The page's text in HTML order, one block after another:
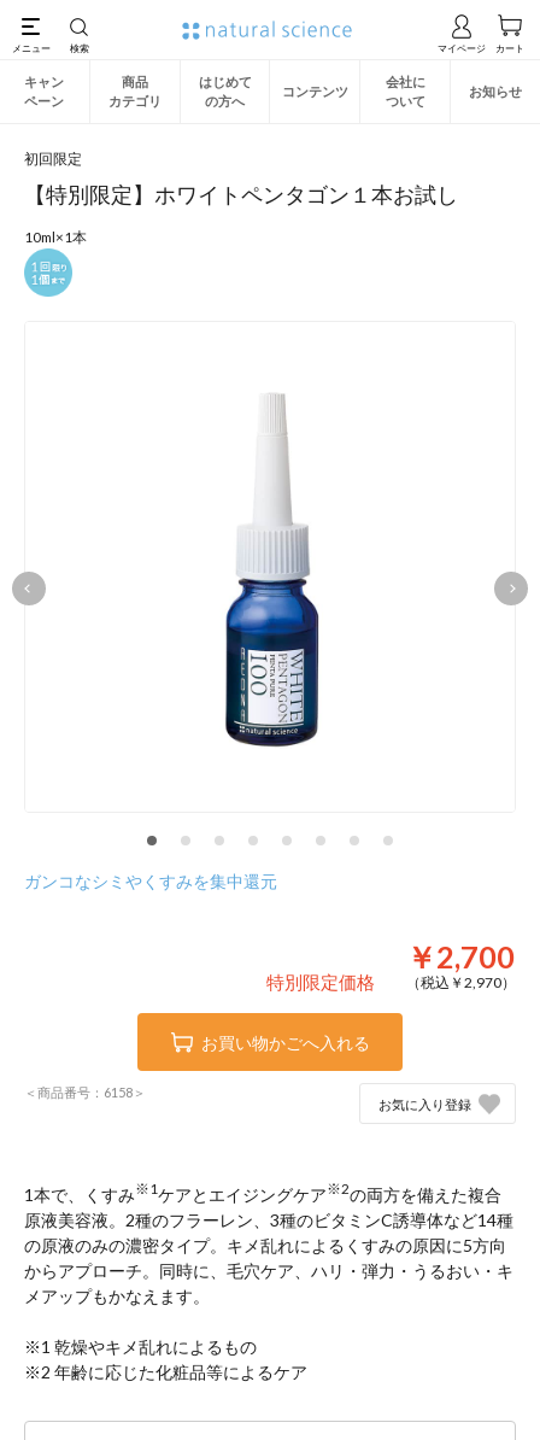
キャン
ペーン
商品
カテゴリ
はじめて
の方へ
コンテンツ
会社に
ついて
お知らせ
初回限定
【特別限定】ホワイトペンタゴン１本お試し
10ml×1本
ガンコなシミやくすみを集中還元
特別限定価格
￥2,700
（税込￥ 2,970）
お買い物かごへ入れる
＜商品番号：6158＞
お気に入り登録
1本で、くすみ※1ケアとエイジングケア※2の両方を備えた複合
原液美容液。2種のフラーレン、3種のビタミンC誘導体など14種
の原液のみの濃密タイプ。キメ乱れによるくすみの原因に5方向
からアプローチ。同時に、毛穴ケア、ハリ・弾力・うるおい・キ
メアップもかなえます。
※1 乾燥やキメ乱れによるもの
※2 年齢に応じた化粧品等によるケア